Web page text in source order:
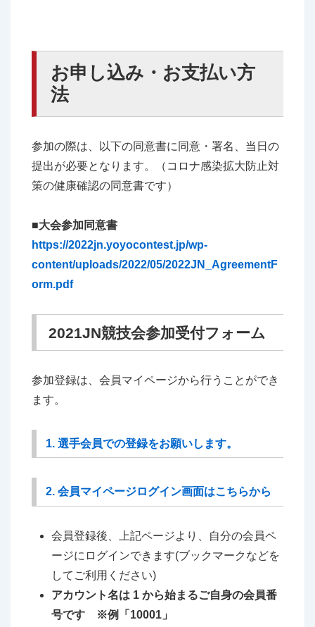
お申し込み・お支払い方
法
参加の際は、以下の同意書に同意・署名、当日の
提出が必要となります。（コロナ感染拡大防止対
策の健康確認の同意書です）
■大会参加同意書
https://2022jn.yoyocontest.jp/wp-
content/uploads/2022/05/2022JN_AgreementF
orm.pdf
2021JN競技会参加受付フォーム
参加登録は、会員マイページから行うことができ
ます。
1. 選手会員での登録をお願いします。
2. 会員マイページログイン画面はこちらから
会員登録後、上記ページより、自分の会員ペ
ージにログインできます(ブックマークなどを
してご利用ください)
アカウント名は 1 から始まるご自身の会員番
号です ※例「10001」